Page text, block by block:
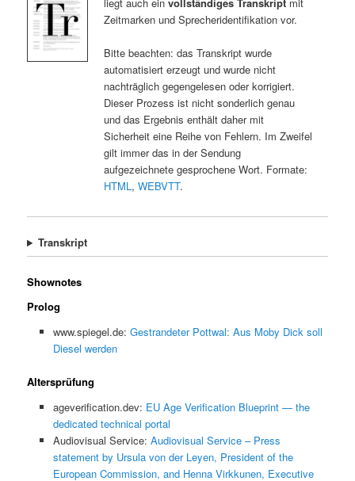
liegt auch ein vollständiges Transkriptmit
Zeitmarken und Sprecheridentifikation vor.
Bitte beachten: das Transkript wurde
automatisiert erzeugt und wurde nicht
nachträglich gegengelesen oder korrigiert.
Dieser Prozess ist nicht sonderlich genau
und das Ergebnis enthält daher mit
Sicherheit eine Reihe von Fehlern. Im Zweifel
gilt immer das in der Sendung
aufgezeichnete gesprochene Wort. Formate:
HTML, WEBVTT.
Transkript
Shownotes
Prolog
www.spiegel.de: Gestrandeter Pottwal: Aus Moby Dick soll
Diesel werden
Altersprüfung
ageverification.dev: EU Age Verification Blueprint — the
dedicated technical portal
Audiovisual Service: Audiovisual Service – Press
statement by Ursula von der Leyen, President of the
European Commission, and Henna Virkkunen, Executive